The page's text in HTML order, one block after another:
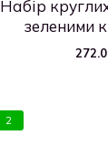
Набір
зеленими
2